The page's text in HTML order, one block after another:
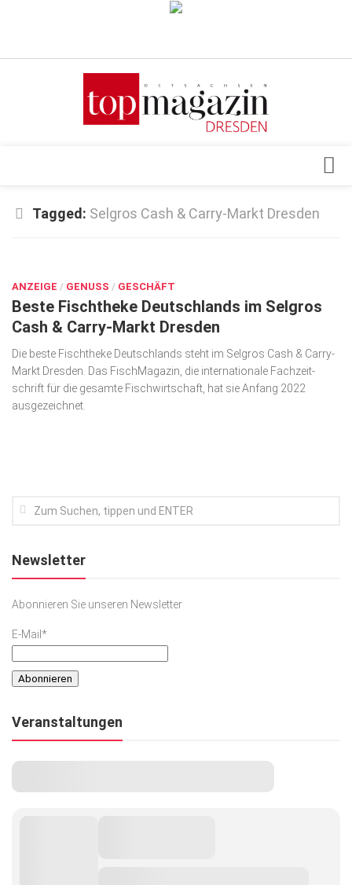
Verkaufsstellen
Top Gesundheitsforum Dresden / Ostsachsen
Geschäft
gesund & schön
Gesellschaft
Kunst & Kultur
Lifestyle
SACHSEN IN PARIS
Tagged: Selgros Cash & Carry-Markt Dresden
ANZEIGE / GENUSS / GESCHÄFT
Beste Fischtheke Deutschlands im Selgros
Cash & Carry-Markt Dresden
Die beste Fischtheke Deutschlands steht im Selgros Cash & Carry-
Markt Dresden. Das FischMagazin, die internationale Fachzeit­
schrift für die gesamte Fischwirtschaft, hat sie Anfang 2022
ausgezeichnet.
Newsletter
Abonnieren Sie unseren Newsletter
E-Mail*
Veranstaltungen